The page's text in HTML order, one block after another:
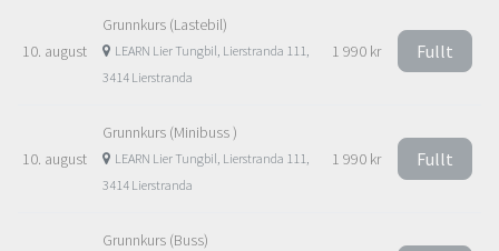
10. august
Grunnkurs (Lastebil)
LEARN Lier Tungbil, Lierstranda 111,
3414 Lierstranda
1 990 kr Fullt
10. august
Grunnkurs (Minibuss )
LEARN Lier Tungbil, Lierstranda 111,
3414 Lierstranda
1 990 kr Fullt
Grunnkurs (Buss)